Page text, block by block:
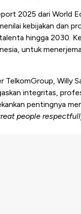
2025 dari World
kebijakan dan
hingga 2030.
untuk
Willy
integritas,
pentingnya
people